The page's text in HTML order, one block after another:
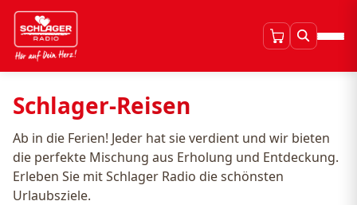
Schlager-Reisen
Ab in die Ferien! Jeder hat sie verdient und wir bieten
die perfekte Mischung aus Erholung und Entdeckung.
Erleben Sie mit Schlager Radio die schönsten
Urlaubsziele.